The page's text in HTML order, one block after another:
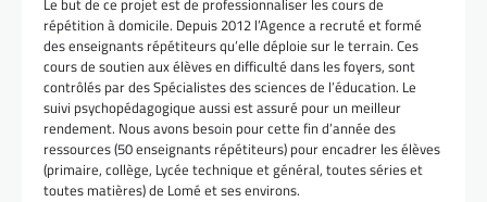
répétition à domicile. Depuis 2012 l’Agence a recruté et formé
des enseignants répétiteurs qu’elle déploie sur le terrain. Ces
cours de soutien aux élèves en difficulté dans les foyers, sont
contrôlés par des Spécialistes des sciences de l’éducation. Le
suivi psychopédagogique aussi est assuré pour un meilleur
rendement. Nous avons besoin pour cette fin d’année des
ressources (50 enseignants répétiteurs) pour encadrer les élèves
(primaire, collège, Lycée technique et général, toutes séries et
toutes matières) de Lomé et ses environs.